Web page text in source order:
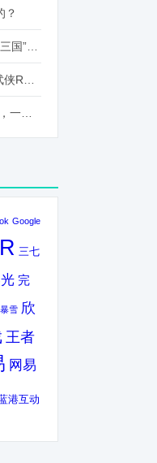
？
Google
三七
完
暴雪 欣
王者
网易
港互动